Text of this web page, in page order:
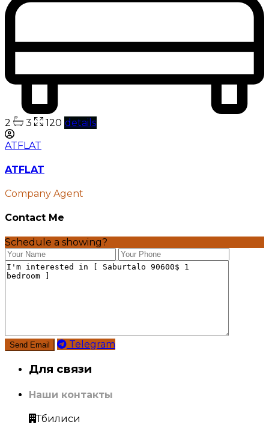
2 3 120 details
ATFLAT
ATFLAT
Company Agent
Contact Me
Schedule a showing?
Telegram
Для связи
Наши контакты
Тбилиси